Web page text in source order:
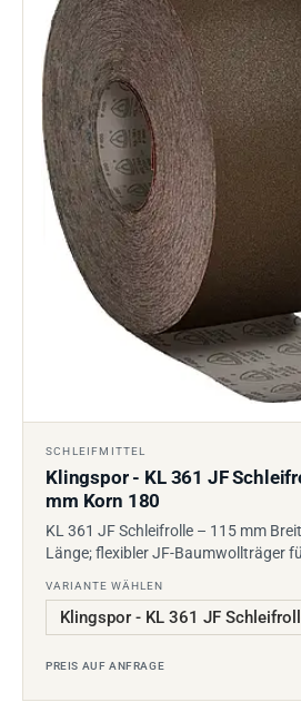
SCHLEIFMITTEL
Klingspor - KL 361 JF
mm Korn 180
KL 361 JF Schleifrolle – 115 mm
Länge; flexibler JF-Baumwollträger
VARIANTE WÄHLEN
PREIS AUF ANFRAGE